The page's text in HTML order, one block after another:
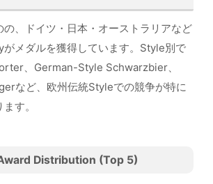
の、ドイツ・日本・オーストラリアなど
メダルを獲得しています。Style別で
、German-Style Schwarzbier、
など、欧州伝統Styleでの競争が特に
す。
Distribution (Top 5)